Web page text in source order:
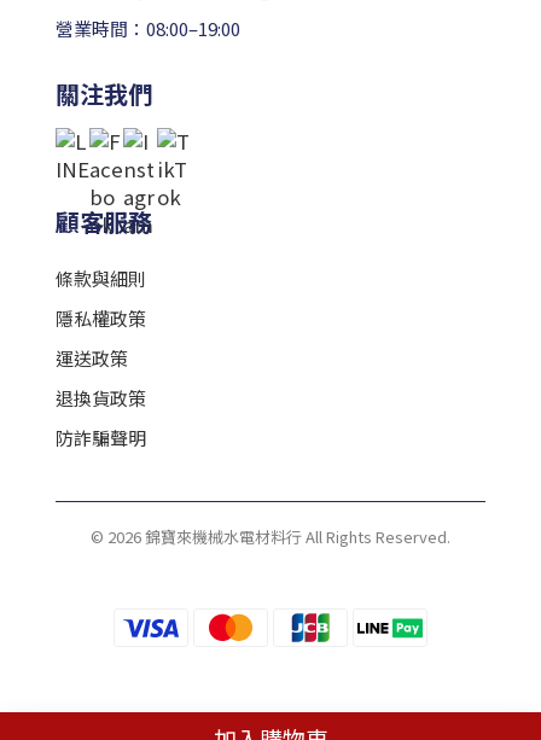
營業時間：08:00–19:00
關注我們
顧客服務
條款與細則
隱私權政策
運送政策
退換貨政策
防詐騙聲明
© 2026 錦寶來機械水電材料行 All Rights Reserved.